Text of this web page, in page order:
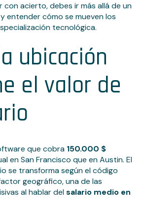
con acierto, debes ir más allá de un
entender cómo se mueven los
tecnológica.
ubicación
el valor de
que cobra 150.000 $
en San Francisco que en Austin. El
se transforma según el código
geográfico, una de las
al hablar delsalario medio en